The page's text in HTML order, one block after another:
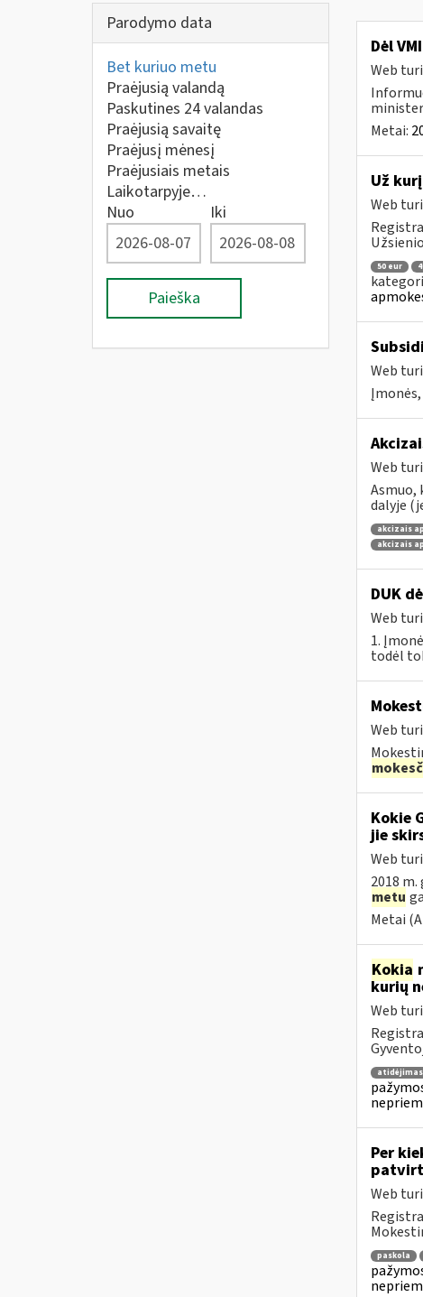
Parodymo data
Bet kuriuo metu
Praėjusią valandą
Paskutines 24 valandas
Praėjusią savaitę
Praėjusį mėnesį
Praėjusiais metais
Laikotarpyje…
Nuo
Iki
Paieška
Dėl
Web
Metai:
Už
Web
50 eur
Web
Web
Asmuo,
dalyje
akcizais
akcizais
DUK
Web
1.
todėl
Web
Kokie
jie
Web
2018
metu
Metai
Kokia
kurių
Web
atidėjimas
Per
Web
paskola